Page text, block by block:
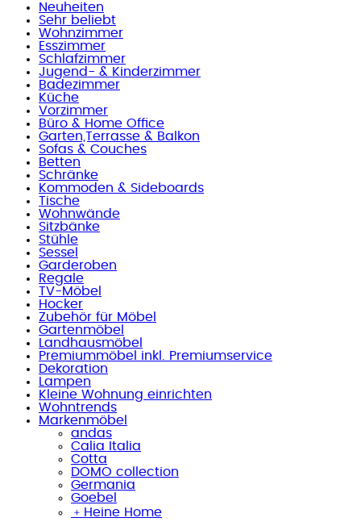
Neuheiten
Sehr beliebt
Wohnzimmer
Esszimmer
Schlafzimmer
Jugend- & Kinderzimmer
Badezimmer
Küche
Vorzimmer
Büro & Home Office
Garten,Terrasse & Balkon
Sofas & Couches
Betten
Schränke
Kommoden & Sideboards
Tische
Wohnwände
Sitzbänke
Stühle
Sessel
Garderoben
Regale
TV-Möbel
Hocker
Zubehör für Möbel
Gartenmöbel
Landhausmöbel
Premiummöbel inkl. Premiumservice
Dekoration
Lampen
Kleine Wohnung einrichten
Wohntrends
Markenmöbel
andas
Calia Italia
Cotta
DOMO collection
Germania
Goebel
﹢ Heine Home